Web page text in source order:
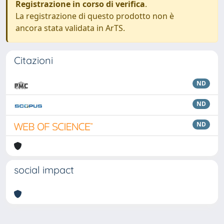
Registrazione in corso di verifica.
La registrazione di questo prodotto non è
ancora stata validata in ArTS.
Citazioni
ND
ND
ND
social impact